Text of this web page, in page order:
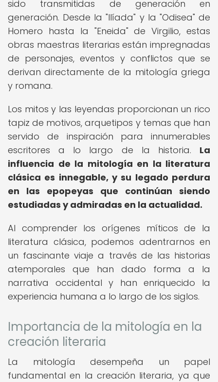
sido transmitidas de generación en
generación. Desde la "Ilíada" y la "Odisea" de
Homero hasta la "Eneida" de Virgilio, estas
obras maestras literarias están impregnadas
de personajes, eventos y conflictos que se
derivan directamente de la mitología griega
y romana.
Los mitos y las leyendas proporcionan un rico
tapiz de motivos, arquetipos y temas que han
servido de inspiración para innumerables
escritores a lo largo de la historia. La
influencia de la mitología en la literatura
clásica es innegable, y su legado perdura
en las epopeyas que continúan siendo
estudiadas y admiradas en la actualidad.
Al comprender los orígenes míticos de la
literatura clásica, podemos adentrarnos en
un fascinante viaje a través de las historias
atemporales que han dado forma a la
narrativa occidental y han enriquecido la
experiencia humana a lo largo de los siglos.
Importancia de la mitología en la
creación literaria
La mitología desempeña un papel
fundamental en la creación literaria, ya que